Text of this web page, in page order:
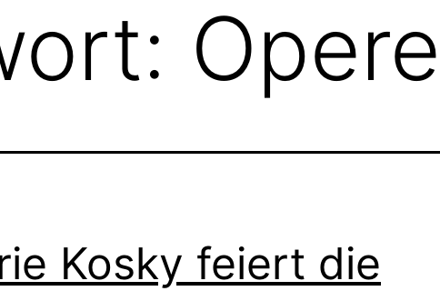
Kosky feiert die